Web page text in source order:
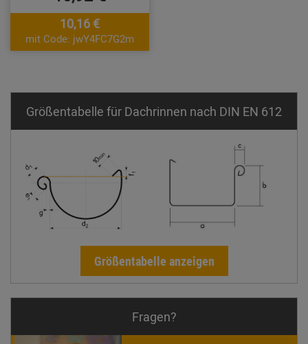
10,16 €
mit Code: jwY4FC7G2m
Größentabelle für Dachrinnen nach DIN EN 612
Größentabelle anzeigen
Fragen?